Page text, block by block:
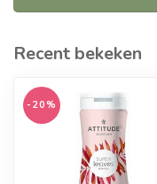
Recent bekeken
-20%